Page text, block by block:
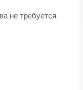
не требуется